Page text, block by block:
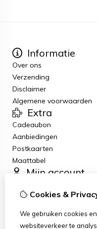
Informatie
Over ons
Verzending
Disclaimer
Algemene voorwaarden
Extra
Cadeaubon
Aanbiedingen
Postkaarten
Maattabel
Mijn account
Bestelhistorie
Klantenservice
Cookies &
We gebruiken cookies
websiteverkeer te